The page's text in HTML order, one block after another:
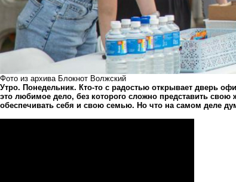
Фото из архива Блокнот Волжский
Утро. Понедельник. Кто-то с радостью открывает дверь
это любимое дело, без которого сложно представить свою
обеспечивать себя и свою семью. Но что на самом деле